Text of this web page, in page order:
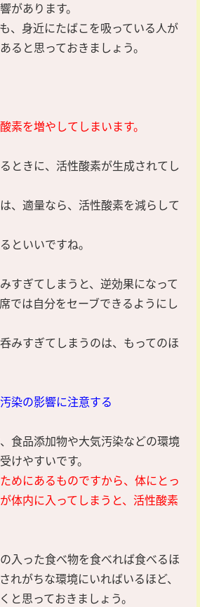
があります。
、身近にたばこを吸っている人が
ると思っておきましょう。
素を増やしてしまいます。
ときに、活性酸素が生成されてし
、適量なら、活性酸素を減らして
といいですね。
すぎてしまうと、逆効果になって
では自分をセーブできるようにし
みすぎてしまうのは、もってのほ
染の影響に注意する
食品添加物や大気汚染などの環境
けやすいです。
めにあるものですから、体にとっ
体内に入ってしまうと、活性酸素
入った食べ物を食べれば食べるほ
れがちな環境にいればいるほど、
と思っておきましょう。